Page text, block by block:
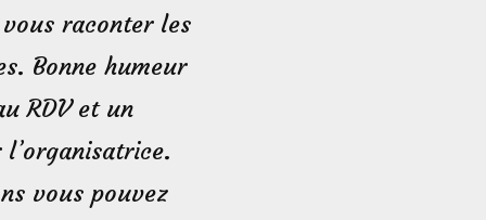
raconter les
Bonne humeur
RDV et un
vous pouvez